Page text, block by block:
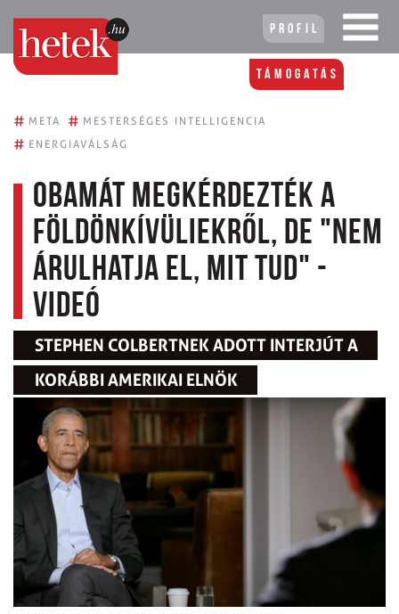
Profil
Támogatás
# META # MESTERSÉGES INTELLIGENCIA
# ENERGIAVÁLSÁG
Obamát megkérdezték a
földönkívüliekről, de "nem
árulhatja el, mit tud" -
videó
STEPHEN COLBERTNEK ADOTT INTERJÚT A
KORÁBBI AMERIKAI ELNÖK